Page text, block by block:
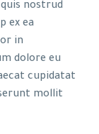
nostrud
ex ea
in
dolore eu
cupidatat
mollit